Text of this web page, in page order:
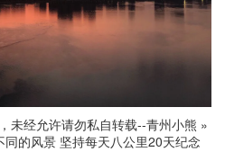
未经允许请勿私自转载--青州小熊 »
的风景 坚持每天八公里20天纪念